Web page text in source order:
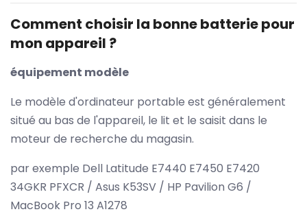
Comment choisir la bonne batterie pour
mon appareil ?
équipement modèle
Le modèle d'ordinateur portable est généralement
situé au bas de l'appareil, le lit et le saisit dans le
moteur de recherche du magasin.
par exemple Dell Latitude E7440 E7450 E7420
34GKR PFXCR / Asus K53SV / HP Pavilion G6 /
MacBook Pro 13 A1278